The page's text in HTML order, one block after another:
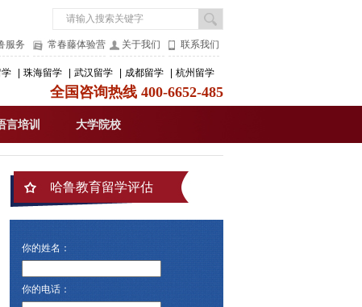
服务 常春藤体验营 关于我们 联系我们
珠海留学 武汉留学 成都留学 杭州留学
全国咨询热线 400-6652-485
言培训 大学院校
哈鲁教育留学评估
你的姓名：
你的电话：